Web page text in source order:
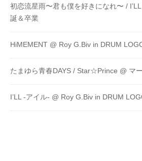
初恋流星雨〜君も僕を好きになれ〜 /
誕＆卒業
HiMEMENT @ Roy G.Biv in DRUM
たまゆら青春DAYS / Star☆Prince @ マ
I’LL -アイル- @ Roy G.Biv in DRUM